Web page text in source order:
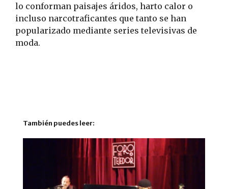
lo conforman paisajes áridos, harto calor o
incluso narcotraficantes que tanto se han
popularizado mediante series televisivas de
moda.
También puedes leer: